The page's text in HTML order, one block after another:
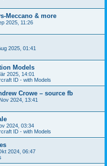
Meccano & more
2025, 11:26
2025, 01:41
Models
2025, 14:01
ID - with Models
Crowe – source fb
2024, 13:41
2024, 03:34
ID - with Models
2024, 06:47